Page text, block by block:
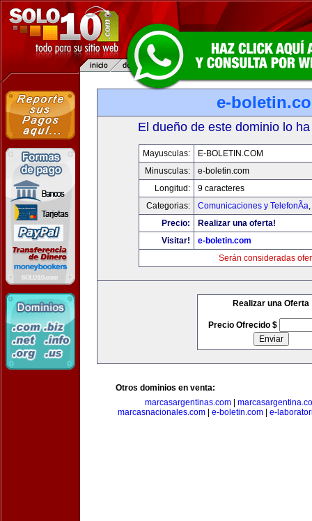
e-
El dueño de este dominio lo
Mayusculas:
E-BOLETIN.COM
Minusculas:
e-boletin.com
Longitud:
9 caracteres
Categorias:
Comunicaciones y TelefonÃ­a,
Precio:
Realizar una oferta!
Visitar!
e-boletin.com
Serán consideradas
Realizar una Oferta
Precio Ofrecido $
Otros dominios en venta:
marcasargentinas.com
marcasnacionales.com| e-boletin.com| e-